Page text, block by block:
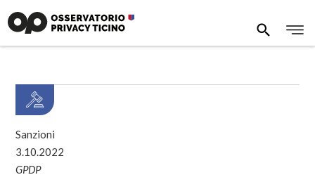
Sanzioni
3.10.2022
GPDP